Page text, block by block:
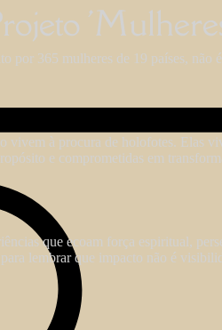
por 365 mulheres de 19 países, não
vivem à procura de holofotes. Elas
e comprometidas em
que ecoam força espiritual,
lembrar que impacto não é